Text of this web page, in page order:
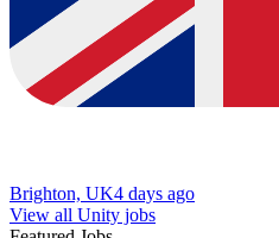
Brighton, UK4 days ago
View all Unity jobs